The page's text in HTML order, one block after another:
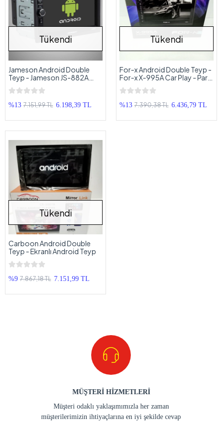
Tükendi
Jameson Android Double
Teyp - Jameson JS-882A
Android Teyp
%13 7.151,99 TL 6.198,39 TL
Tükendi
For-x Android Double Teyp -
For-x X-995A Car Play - Park
Kamerası Hediyeli
%13 7.390,38 TL 6.436,79 TL
Tükendi
Carboon Android Double
Teyp - Ekranlı Android Teyp
%9 7.867,18 TL 7.151,99 TL
MÜŞTERİ HİZMETLERİ
Müşteri odaklı yaklaşımımızla her zaman
müşterilerimizin ihtiyaçlarına en iyi şekilde cevap